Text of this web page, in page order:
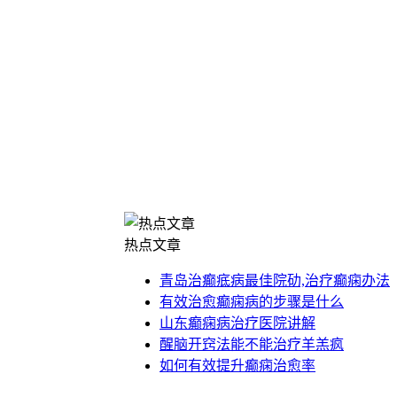
热点文章
青岛治癫疷病最佳院劯,治疗癫痫办法
有效治愈癫痫病的步骤是什么
山东癫痫病治疗医院讲解
醒脑开窍法能不能治疗羊羔疯
如何有效提升癫痫治愈率